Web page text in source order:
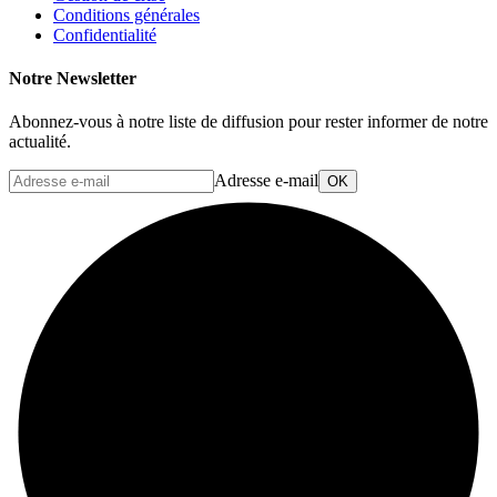
Conditions générales
Confidentialité
Notre Newsletter
Abonnez-vous à notre liste de diffusion pour rester informer de notre
actualité.
Adresse e-mail